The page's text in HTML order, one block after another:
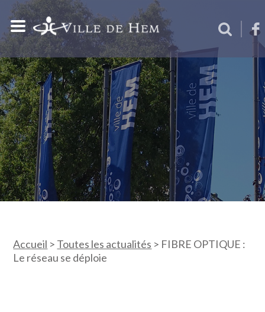
Accueil > Toutes les actualités > FIBRE OPTIQUE :
Le réseau se déploie